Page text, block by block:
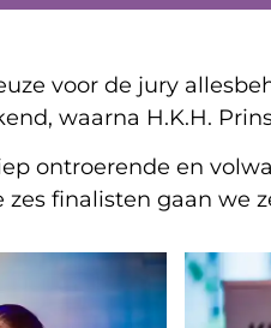
voor de jury
waarna H.K.H.
ontroerende en
finalisten gaan we